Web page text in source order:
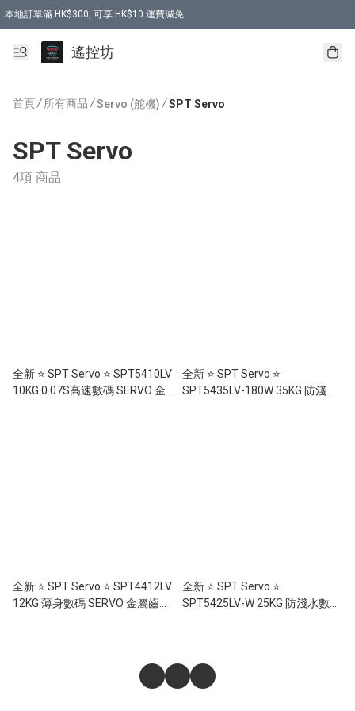
本地訂單滿 HK$300, 可享 HK$10 運費減免
購買 7.6V 6500mah 70C 電池 送 7.6V USB充電器
遙控坊
首頁/ 所有商品 /Servo (舵機) /SPT Servo
SPT Servo
4項 商品
全新 ⭐ SPT Servo ⭐ SPT5410LV
10KG 0.07S高速數碼 SERVO 金
全新 ⭐ SPT Servo ⭐
SPT5435LV-180W 35KG 防淺水
全新 ⭐ SPT Servo ⭐ SPT4412LV
12KG 薄身數碼 SERVO 金屬齒輪
全新 ⭐ SPT Servo ⭐
SPT5425LV-W 25KG 防淺水數碼